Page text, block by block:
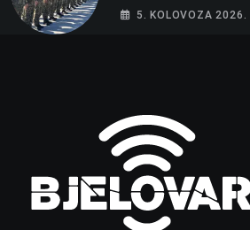
vojnika i 6 vojnikinja
5. KOLOVOZA 2026.